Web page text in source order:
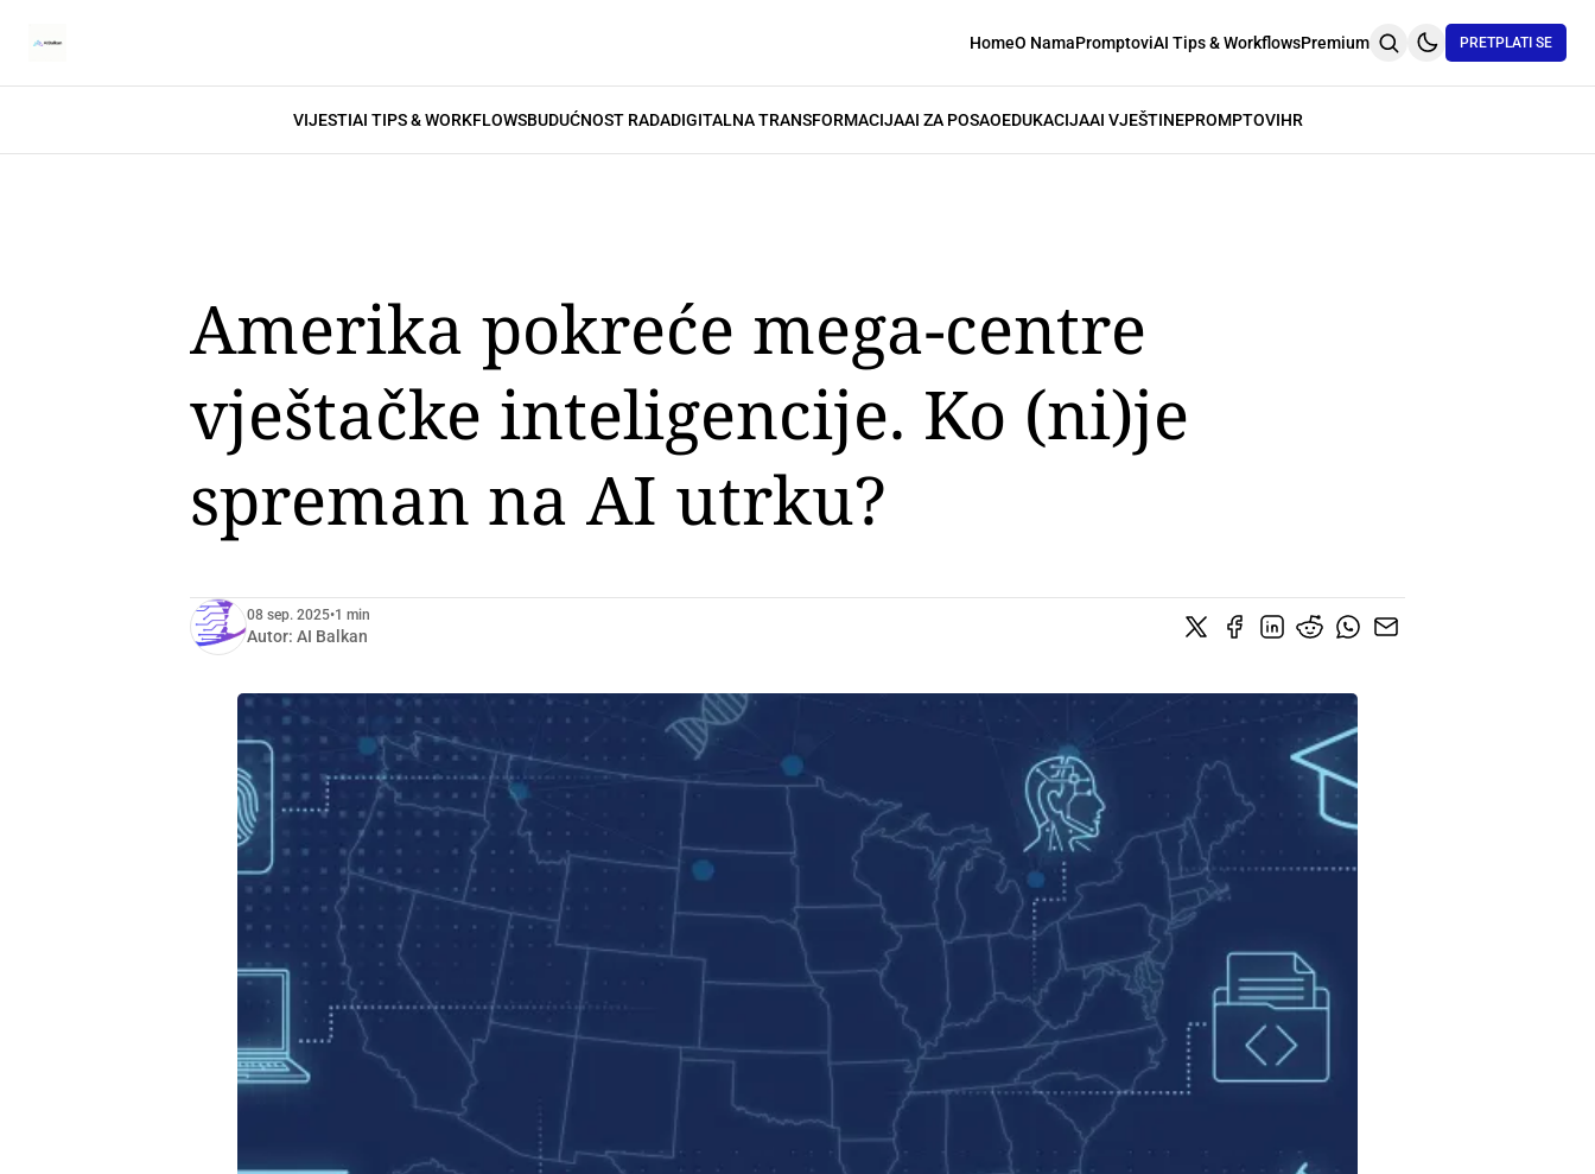
HomeO NamaPromptoviAI Tips & WorkflowsPremium PRETPLATI SE
VIJESTIAI TIPS & WORKFLOWSBUDUĆNOST RADADIGITALNA TRANSFORMACIJAAI ZA POSAOEDUKACIJAAI VJEŠTINEPROMPTOVIHR
Amerika pokreće mega-centre
vještačke inteligencije. Ko (ni)je
spreman na AI utrku?
08 sep. 2025•1 min
Autor: AI Balkan